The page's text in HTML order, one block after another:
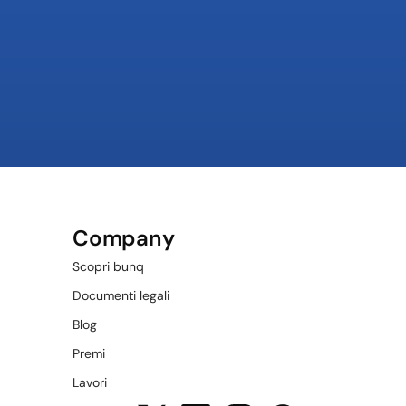
Company
Scopri bunq
Documenti legali
Blog
Premi
Lavori